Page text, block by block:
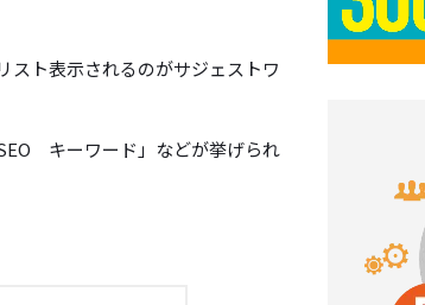
スト表示されるのがサジェストワ
キーワード」などが挙げられ